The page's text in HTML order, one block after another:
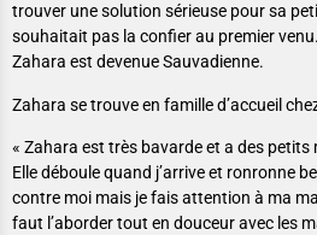
trouver une solution sérieuse pour sa
souhaitait pas la confier au premier
Zahara est devenue Sauvadienne.
Zahara se trouve en famille d’accueil
« Zahara est très bavarde et a des
Elle déboule quand j’arrive et ronronne
contre moi mais je fais attention à ma
faut l’aborder tout en douceur avec les